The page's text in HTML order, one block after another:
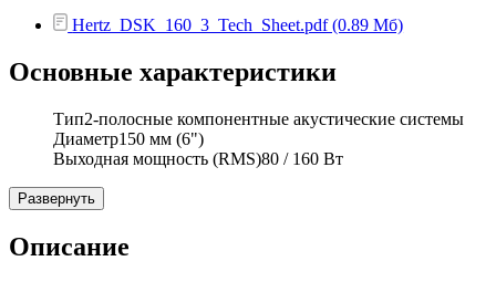
Hertz_DSK_160_3_Tech_Sheet.pdf (0.89 Мб)
Основные характеристики
Тип2-полосные компонентные акустические системы
Диаметр150 мм (6")
Выходная мощность (RMS)80 / 160 Вт
Развернуть
Описание